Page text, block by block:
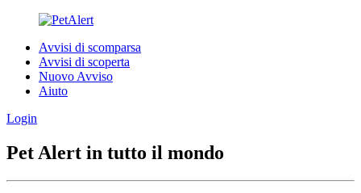
Avvisi di scomparsa
Avvisi di scoperta
Nuovo Avviso
Aiuto
Login
Pet Alert in tutto il mondo